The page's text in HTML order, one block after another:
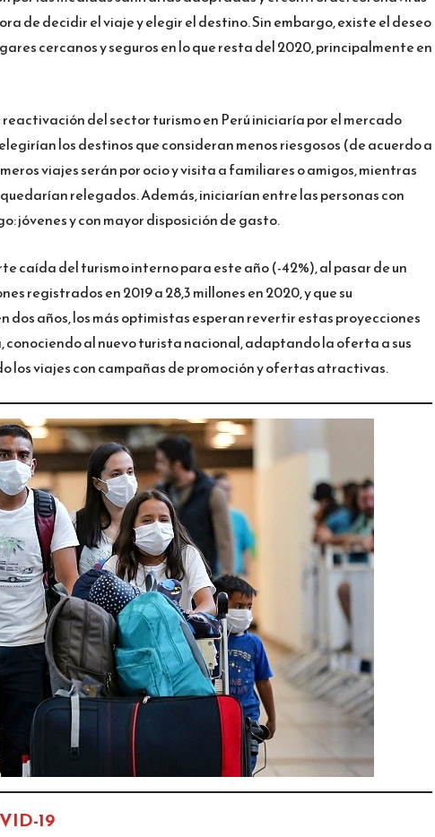
de decidir el viaje y elegir el destino. Sin embargo, existe el deseo
cercanos y seguros en lo que resta del 2020, principalmente en
reactivación del sector turismo en Perú iniciaría por el mercado
los destinos que consideran menos riesgosos (de acuerdo a
viajes serán por ocio y visita a familiares o amigos, mientras
relegados. Además, iniciarían entre las personas con
jóvenes y con mayor disposición de gasto.
caída del turismo interno para este año (-42%), al pasar de un
registrados en 2019 a 28,3 millones en 2020, y que su
dos años, los más optimistas esperan revertir estas proyecciones
al nuevo turista nacional, adaptando la oferta a sus
los viajes con campañas de promoción y ofertas atractivas.
19